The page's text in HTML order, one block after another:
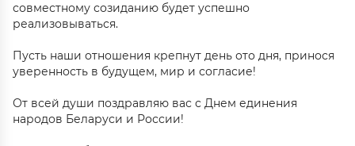
совместному созиданию будет успешно
реализовываться.
Пусть наши отношения крепнут день ото дня, принося
уверенность в будущем, мир и согласие!
От всей души поздравляю вас с Днем единения
народов Беларуси и России!